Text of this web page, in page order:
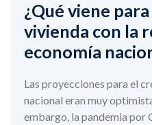
¿Qué viene
vivienda con la
economía
Las proyecciones para el
nacional eran muy
embargo, la pandemia por